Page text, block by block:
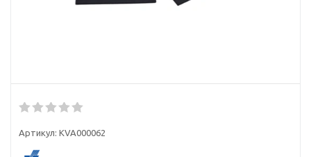
Артикул: KVA000062